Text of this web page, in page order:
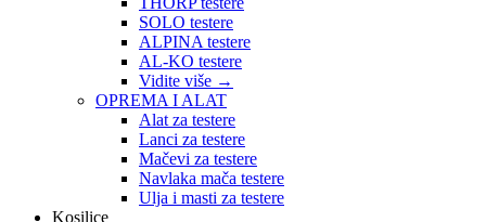
SOLO testere
ALPINA testere
AL-KO testere
Vidite više →
OPREMA I ALAT
Alat za testere
Lanci za testere
Mačevi za testere
Navlaka mača testere
Ulja i masti za testere
Kosilice